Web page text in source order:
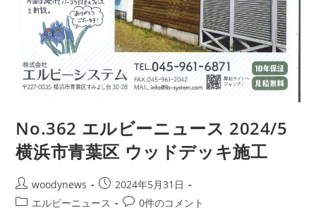
No.362 エルビーニュース 2024/5
横浜市青葉区 ウッドデッキ施工
投
稿
woodynews
投
稿
2024年5月31日
投 エルビーニュース
投 0件のコメント